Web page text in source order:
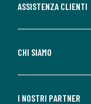
ASSISTENZA CLIENTI
CHI SIAMO
I NOSTRI PARTNER